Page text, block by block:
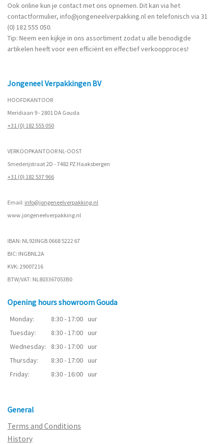
Ook online kun je contact met ons opnemen. Dit kan via het
contactformulier, info@jongeneelverpakking.nl en telefonisch via 31
(0) 182 555 050.
Tip: Neem een kijkje in ons assortiment zodat u alle benodigde
artikelen heeft voor een efficiënt en effectief verkoopproces!
Jongeneel Verpakkingen BV
HOOFDKANTOOR
Meridiaan 9 - 2801 DA Gouda
+31 (0) 182 555 050
VERKOOPKANTOOR NL-OOST
Smederijstraat 2D - 7482 PZ Haaksbergen
+31 (0) 182 537 966
Email: info@jongeneelverpakking.nl
www.jongeneelverpakking.nl
IBAN: NL92INGB 0668 5222 67
BIC: INGBNL2A
KVK: 29007216
BTW/VAT: NL803367053B0
Opening hours showroom Gouda
Monday: 8:30 - 17:00 uur
Tuesday:
8:30 - 17:00 uur
Wednesday:
8:30 - 17:00 uur
Thursday:
8:30 - 17:00 uur
Friday:
8:30 - 16:00 uur
General
Terms and Conditions
History